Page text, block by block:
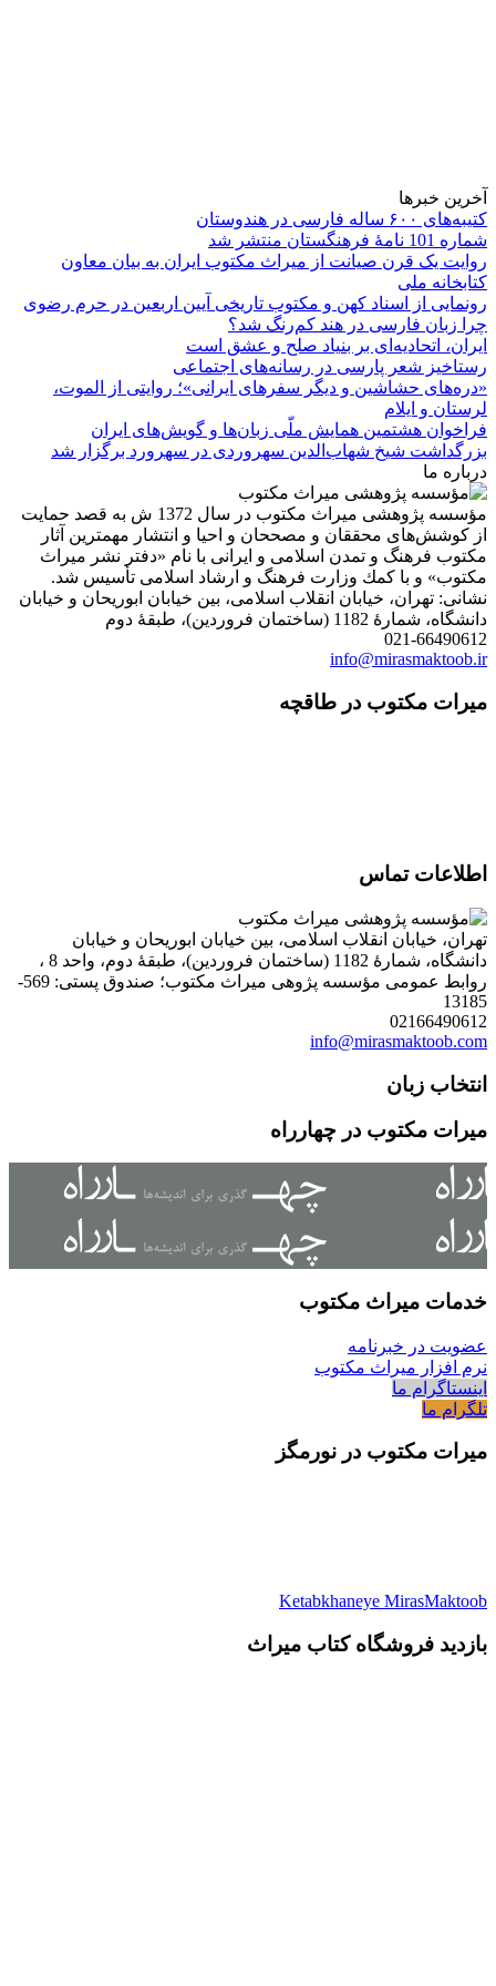
آخرین خبرها
کتیبه‌های ۶۰۰ ساله فارسی در هندوستان
شماره 101 نامۀ فرهنگستان منتشر شد
روایت یک قرن صیانت از میراث مکتوب ایران به بیان معاون
کتابخانه ملی
رونمایی از اسناد کهن و مکتوب تاریخی آیین اربعین در حرم رضوی
چرا زبان فارسی در هند کم‌رنگ شد؟
ایران، اتحادیه‌ای بر بنیاد صلح و عشق است
رستاخیز شعر پارسی در رسانه‌های اجتماعی
«دره‌های حشاشین و دیگر سفرهای ایرانی»؛ روایتی از الموت،
لرستان و ایلام
فراخوان هشتمین همایش ملّی زبان‌ها و گویش‌های ایران
بزرگداشت شیخ شهاب‌الدین سهروردی در سهرورد برگزار شد
درباره ما
مؤسسه پژوهشی میراث مكتوب در سال 1372 ش به قصد حمایت
از كوشش‌های محققان و مصححان و احیا و انتشار مهمترین آثار
مكتوب فرهنگ و تمدن اسلامی و ایرانی با نام «دفتر نشر میراث
مكتوب» و با كمك وزارت فرهنگ و ارشاد اسلامی تأسیس شد.
نشانی: تهران، خیابان انقلاب اسلامی، بین خیابان ابوریحان و خیابان
دانشگاه، شمارۀ 1182 (ساختمان فروردین)، طبقۀ دوم
021-66490612
info@mirasmaktoob.ir
میرات مکتوب در طاقچه
اطلاعات تماس
تهران، خیابان انقلاب اسلامی، بین خیابان ابوریحان و خیابان
دانشگاه، شمارۀ 1182 (ساختمان فروردین)، طبقۀ دوم، واحد 8 ،
روابط عمومی مؤسسه پژوهی میراث مکتوب؛ صندوق پستی: 569-
13185
02166490612
info@mirasmaktoob.com
انتخاب زبان
میرات مکتوب در چهارراه
خدمات میراث مکتوب
عضویت در خبرنامه
نرم افزار میراث مکتوب
اینستاگرام ما
تلگرام ما
میرات مکتوب در نورمگز
Ketabkhaneye MirasMaktoob
بازدید فروشگاه کتاب میراث